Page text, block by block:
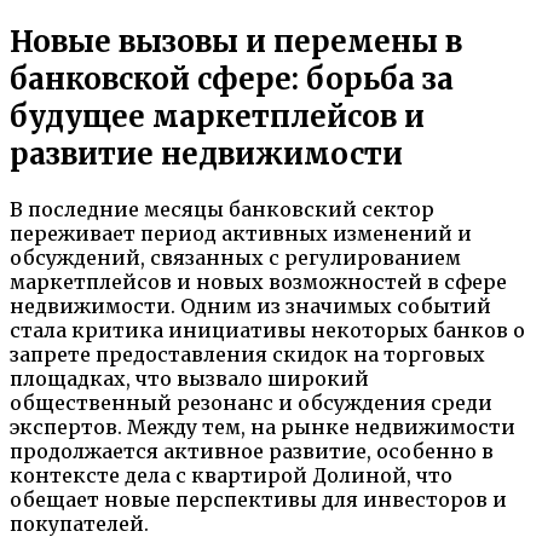
Новые вызовы и перемены в
банковской сфере: борьба за
будущее маркетплейсов и
развитие недвижимости
В последние месяцы банковский сектор
переживает период активных изменений и
обсуждений, связанных с регулированием
маркетплейсов и новых возможностей в сфере
недвижимости. Одним из значимых событий
стала критика инициативы некоторых банков о
запрете предоставления скидок на торговых
площадках, что вызвало широкий
общественный резонанс и обсуждения среди
экспертов. Между тем, на рынке недвижимости
продолжается активное развитие, особенно в
контексте дела с квартирой Долиной, что
обещает новые перспективы для инвесторов и
покупателей.